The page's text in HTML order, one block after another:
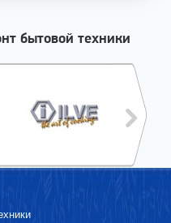
бытовой техники